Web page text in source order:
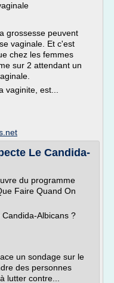
grossesse peuvent
vaginale. Et c'est
chez les femmes
sur 2 attendant un
vaginite, est...
Le Candida-
du programme
Faire Quand On
Albicans ?
un sondage sur le
des personnes
lutter contre...